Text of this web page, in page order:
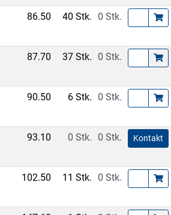
86.50 40 Stk. 0 Stk.
87.70 37 Stk. 0 Stk.
90.50 6 Stk. 0 Stk.
93.10 0 Stk. 0 Stk. Kontakt
102.50 11 Stk. 0 Stk.